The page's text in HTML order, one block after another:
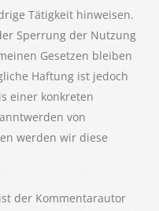
Tätigkeit hinweisen.
Sperrung der Nutzung
Gesetzen bleiben
Haftung ist jedoch
einer konkreten
von
werden wir diese
der Kommentarautor